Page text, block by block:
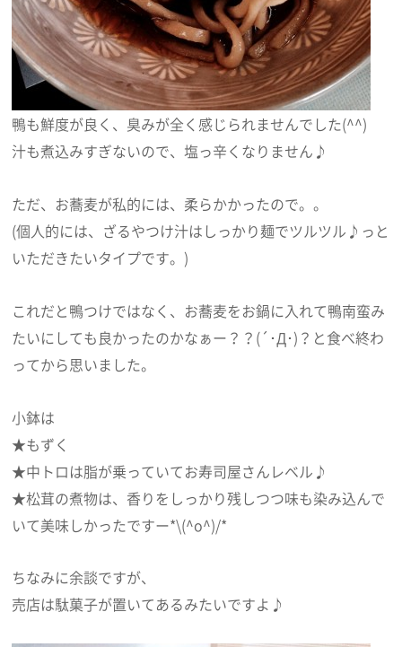
鴨も鮮度が良く、臭みが全く感じられませんでした(^^)
汁も煮込みすぎないので、塩っ辛くなりません♪
ただ、お蕎麦が私的には、柔らかかったので。。
(個人的には、ざるやつけ汁はしっかり麺でツルツル♪っと
いただきたいタイプです。)
これだと鴨つけではなく、お蕎麦をお鍋に入れて鴨南蛮み
たいにしても良かったのかなぁー？？(´･Д･)？と食べ終わ
ってから思いました。
小鉢は
★もずく
★中トロは脂が乗っていてお寿司屋さんレベル♪
★松茸の煮物は、香りをしっかり残しつつ味も染み込んで
いて美味しかったですー*\(^o^)/*
ちなみに余談ですが、
売店は駄菓子が置いてあるみたいですよ♪